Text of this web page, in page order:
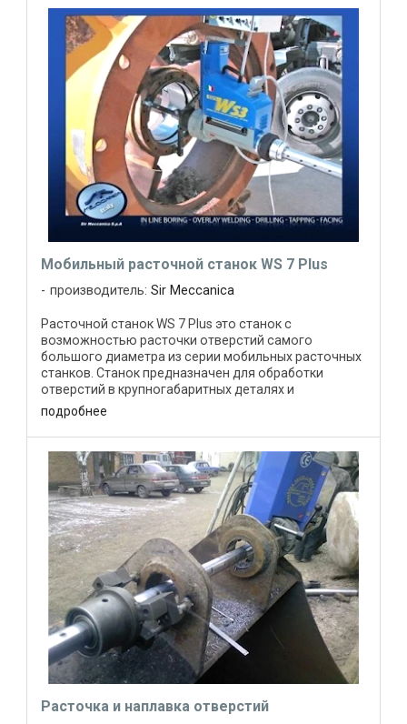
Мобильный расточной станок WS 7 Plus
производитель: Sir Meccanica
Расточной станок WS 7 Plus это станок с
возможностью расточки отверстий самого
большого диаметра из серии мобильных расточных
станков. Станок предназначен для обработки
отверстий в крупногабаритных деталях и
механизмах без демонтажа и разборки. ...
подробнее
Расточка и наплавка отверстий